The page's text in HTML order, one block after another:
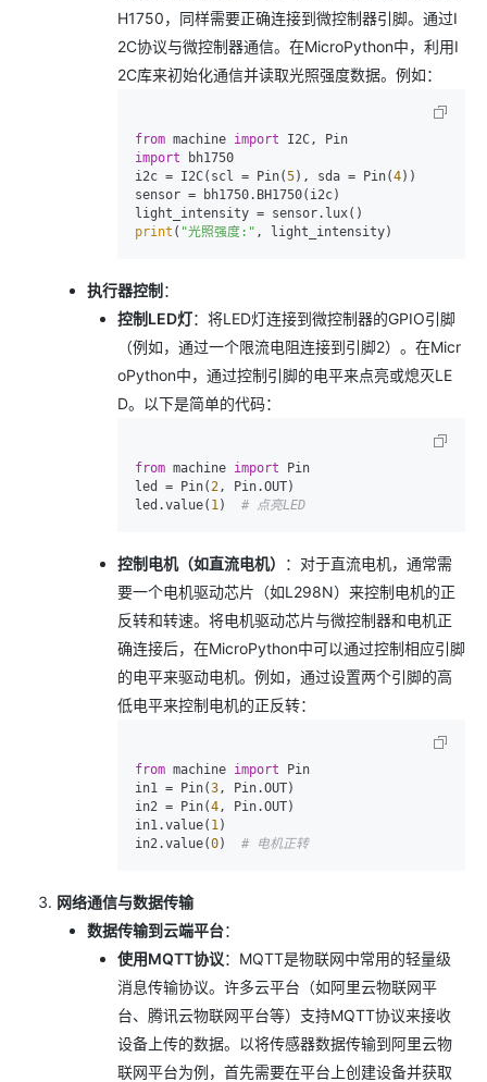
H1750，同样需要正确连接到微控制器引脚。通过I
2C协议与微控制器通信。在MicroPython中，利用I
2C库来初始化通信并读取光照强度数据。例如：
from machine import
import bh1750
i2c = I2C(scl = Pin(5), sda = Pin(4))
sensor = bh1750.BH1750(i2c)
print ( "光照强度:"
执行器控制 ：
控制LED灯：将LED灯连接到微控制器的GPIO引脚
（例如，通过一个限流电阻连接到引脚2）。在Micr
oPython中，通过控制引脚的电平来点亮或熄灭LE
D。以下是简单的代码：
from machine import Pin
led = Pin( 2 , Pin.OUT)
led.value( 1 ) # 点亮LED
控制电机（如直流电机）
：对于直流电机，通常需
要一个电机驱动芯片（如L298N）来控制电机的正
反转和转速。将电机驱动芯片与微控制器和电机正
确连接后，在MicroPython中可以通过控制相应引脚
的电平来驱动电机。例如，通过设置两个引脚的高
低电平来控制电机的正反转：
from machine import Pin
in1 = Pin(3 , Pin.OUT)
in2 = Pin(4 , Pin.OUT)
in1.value( 1 )
in2.value(0) # 电机正转
网络通信与数据传输
数据传输到云端平台：
使用MQTT协议：MQTT是物联网中常用的轻量级
消息传输协议。许多云平台（如阿里云物联网平
台、腾讯云物联网平台等）支持MQTT协议来接收
设备上传的数据。以将传感器数据传输到阿里云物
联网平台为例，首先需要在平台上创建设备并获取